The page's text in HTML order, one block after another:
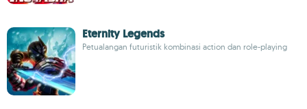
Eternity Legends
Petualangan futuristik kombinasi action dan role-playing